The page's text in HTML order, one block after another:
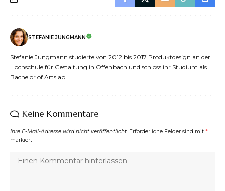
STEFANIE JUNGMANN
Stefanie Jungmann studierte von 2012 bis 2017 Produktdesign an der
Hochschule für Gestaltung in Offenbach und schloss ihr Studium als
Bachelor of Arts ab.
Keine Kommentare
Ihre E-Mail-Adresse wird nicht veröffentlicht. Erforderliche Felder sind mit *
markiert